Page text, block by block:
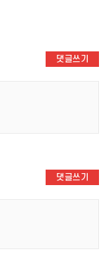
댓글쓰기
댓글쓰기